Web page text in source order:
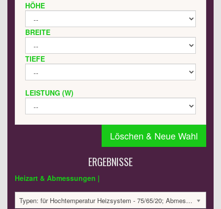
HÖHE
BREITE
TIEFE
LEISTUNG (W)
Löschen & Neue Wahl
ERGEBNISSE
Heizart & Abmessungen |
Typen: für Hochtemperatur Heizsystem - 75/65/20; Abmessungen: 800x279x215 mm; 465 Watt:; 1367.51 €